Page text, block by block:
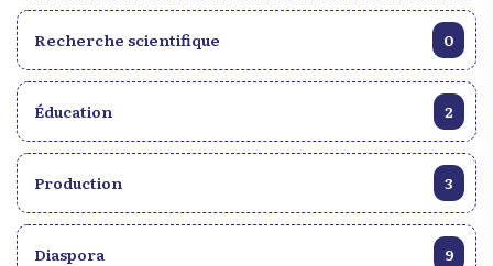
Recherche scientifique 0
Éducation 2
Production 3
Diaspora 9